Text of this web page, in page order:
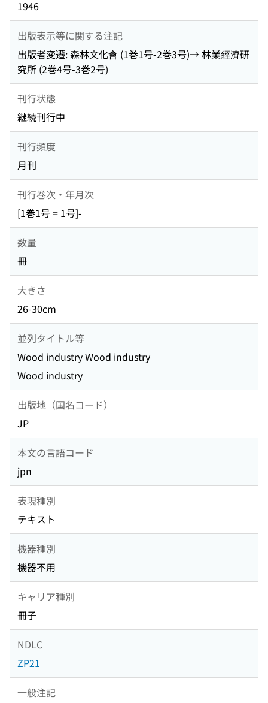
1946
出版表示等に関する注記
出版者変遷: 森林文化會 (1巻1号-2巻3号)→ 林業經濟研
究所 (2巻4号-3巻2号)
刊行状態
継続刊行中
刊行頻度
月刊
刊行巻次・年月次
[1巻1号 = 1号]-
数量
冊
大きさ
26-30cm
並列タイトル等
Wood industry Wood industry
Wood industry
出版地（国名コード）
JP
本文の言語コード
jpn
表現種別
テキスト
機器種別
機器不用
キャリア種別
冊子
NDLC
ZP21
一般注記